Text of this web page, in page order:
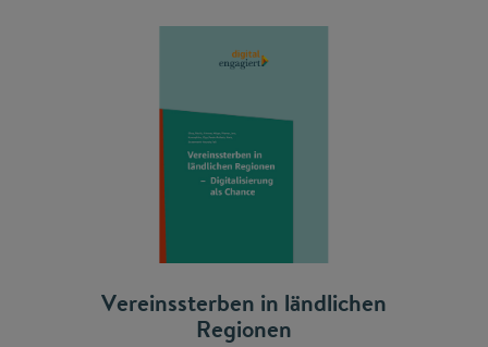
Vereinssterben in ländlichen
Regionen